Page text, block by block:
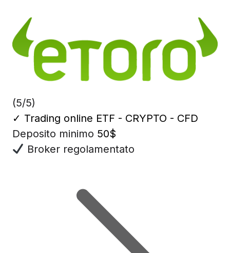
(5/5)
✓ Trading online ETF - CRYPTO - CFD
Deposito minimo 50$
Broker regolamentato